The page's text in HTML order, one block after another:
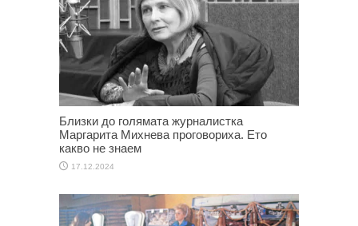
Близки до голямата журналистка
Маргарита Михнева проговориха. Ето
какво не знаем
17.12.2024